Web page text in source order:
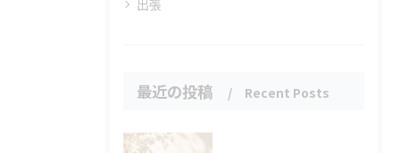
出張
最近の投稿 Recent Posts